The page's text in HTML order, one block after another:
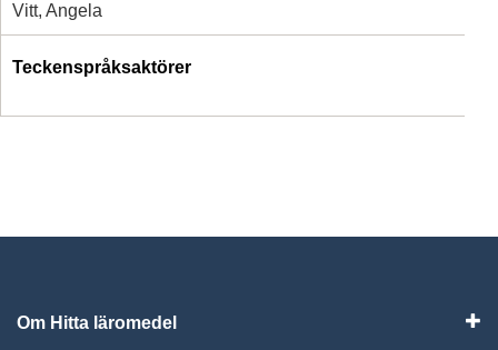
Vitt, Angela
Teckenspråksaktörer
Om Hitta läromedel